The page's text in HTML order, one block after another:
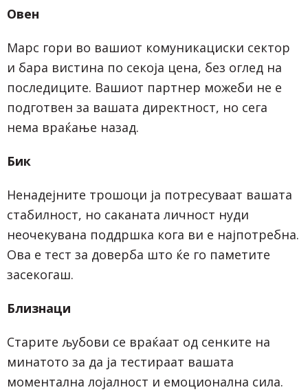
Овен
Марс гори во вашиот комуникациски сектор
и бара вистина по секоја цена, без оглед на
последиците. Вашиот партнер можеби не е
подготвен за вашата директност, но сега
нема враќање назад.
Бик
Ненадејните трошоци ја потресуваат вашата
стабилност, но саканата личност нуди
неочекувана поддршка кога ви е најпотребна.
Ова е тест за доверба што ќе го паметите
засекогаш.
Близнаци
Старите љубови се враќаат од сенките на
минатото за да ја тестираат вашата
моментална лојалност и емоционална сила.